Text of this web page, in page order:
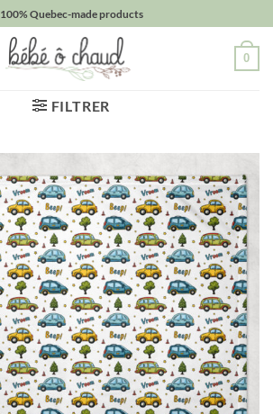
100% Quebec-made products
0
FILTRER